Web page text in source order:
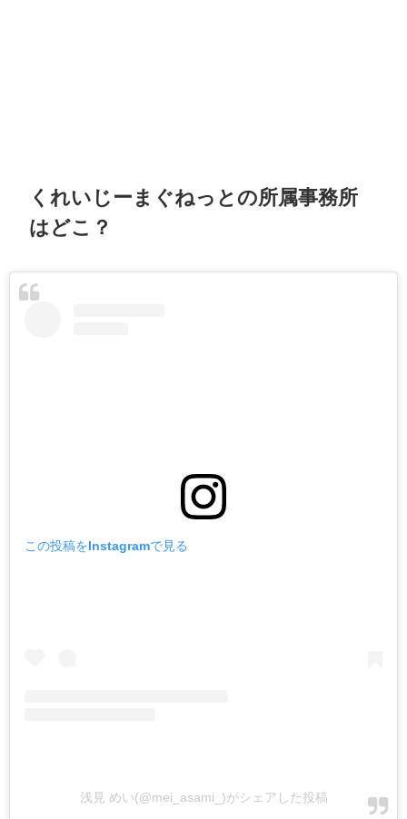
くれいじーまぐねっとの所属事務所
はどこ？
この投稿をInstagramで見る
浅見 めい(@mei_asami_)がシェアした投稿